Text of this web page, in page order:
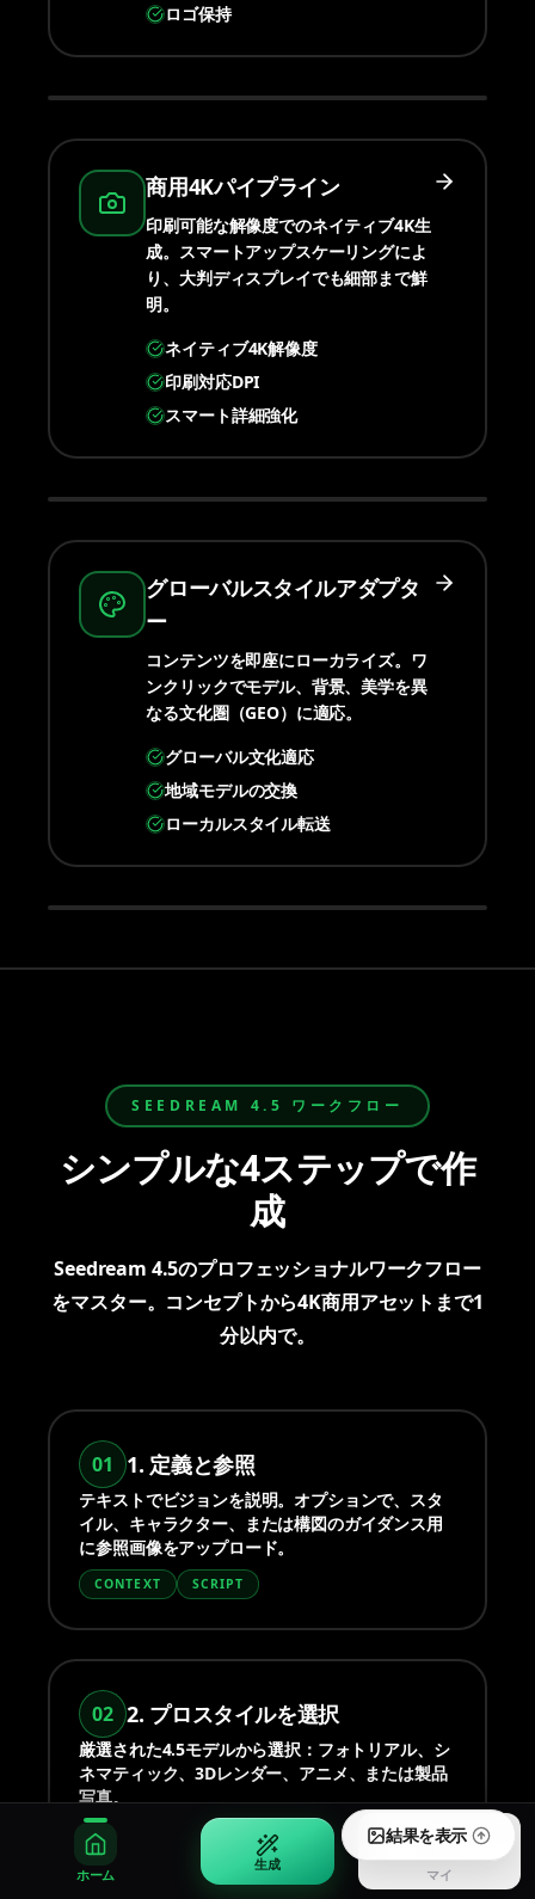
ロゴ保持
商用4Kパイプライン
印刷可能な解像度でのネイティブ4K生
成。スマートアップスケーリングによ
り、大判ディスプレイでも細部まで鮮
明。
ネイティブ4K解像度
印刷対応DPI
スマート詳細強化
グローバルスタイルアダプタ
ー
コンテンツを即座にローカライズ。ワ
ンクリックでモデル、背景、美学を異
なる文化圏（GEO）に適応。
グローバル文化適応
地域モデルの交換
ローカルスタイル転送
SEEDREAM 4.5 ワークフロー
シンプルな4ステップで作
成
Seedream 4.5のプロフェッショナルワークフロー
をマスター。コンセプトから4K商用アセットまで1
分以内で。
01 1. 定義と参照
テキストでビジョンを説明。オプションで、スタ
イル、キャラクター、または構図のガイダンス用
に参照画像をアップロード。
CONTEXT SCRIPT
02 2. プロスタイルを選択
厳選された4.5モデルから選択：フォトリアル、シ
ネマティック、3Dレンダー、アニメ、または製品
写真。
STYLE LORA
Qwen Image 3.0
中英テキストと制御された画像出力
Seedream 5.0 Lite
軽量 Seedream 5.0 画像生成
Seedream 5.0 Pro
プロ品質と制御の Seedream 5.0
期間限定半額セール
アカウントと履歴を管理
ログイン
アカウントにログイン
ホーム
生成
マイ
結果を表示